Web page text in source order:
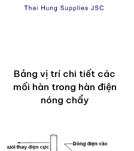
Bảng vị trí chi tiết các
mối hàn trong hàn điện
nóng chẩy